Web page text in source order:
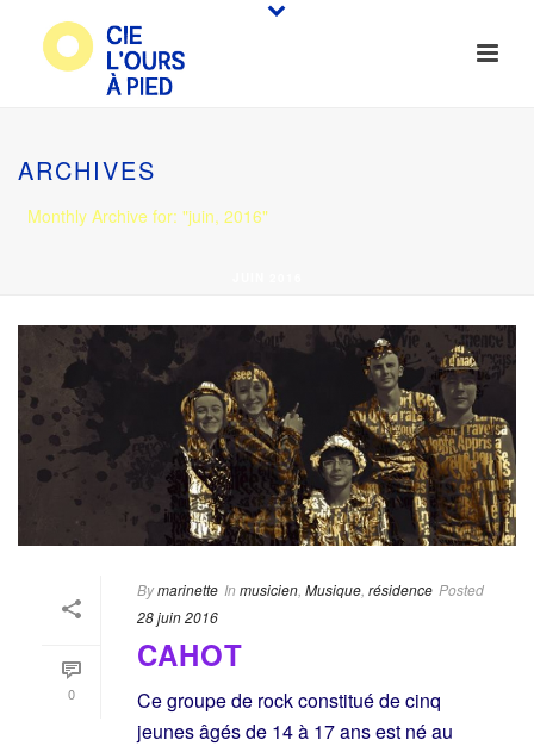
ARCHIVES
Monthly Archive for: "juin, 2016"
0
Bymarinette In musicien Musique résidence Posted
28 juin 2016
CAHOT
Ce groupe de rock constitué de cinq
jeunes âgés de 14 à 17 ans est né au